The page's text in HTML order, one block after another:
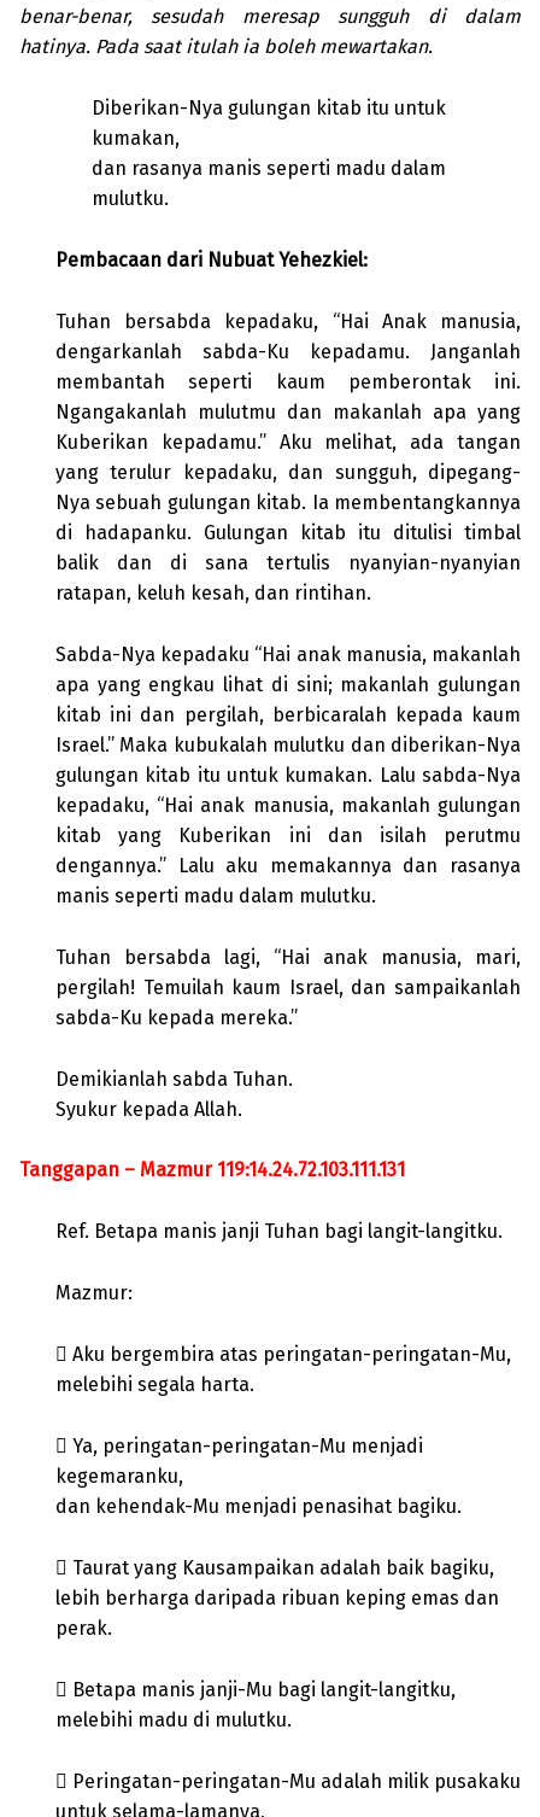
benar-benar, sesudah meresap sungguh di dalam
hatinya. Pada saat itulah ia boleh mewartakan.
Diberikan-Nya gulungan kitab itu untuk
kumakan,
dan rasanya manis seperti madu dalam
mulutku.
Pembacaan dari Nubuat Yehezkiel:
Tuhan bersabda kepadaku, “Hai Anak manusia,
dengarkanlah sabda-Ku kepadamu. Janganlah
membantah seperti kaum pemberontak ini.
Ngangakanlah mulutmu dan makanlah apa yang
Kuberikan kepadamu.” Aku melihat, ada tangan
yang terulur kepadaku, dan sungguh, dipegang-
Nya sebuah gulungan kitab. Ia membentangkannya
di hadapanku. Gulungan kitab itu ditulisi timbal
balik dan di sana tertulis nyanyian-nyanyian
ratapan, keluh kesah, dan rintihan.
Sabda-Nya kepadaku “Hai anak manusia, makanlah
apa yang engkau lihat di sini; makanlah gulungan
kitab ini dan pergilah, berbicaralah kepada kaum
Israel.” Maka kubukalah mulutku dan diberikan-Nya
gulungan kitab itu untuk kumakan. Lalu sabda-Nya
kepadaku, “Hai anak manusia, makanlah gulungan
kitab yang Kuberikan ini dan isilah perutmu
dengannya.” Lalu aku memakannya dan rasanya
manis seperti madu dalam mulutku.
Tuhan bersabda lagi, “Hai anak manusia, mari,
pergilah! Temuilah kaum Israel, dan sampaikanlah
sabda-Ku kepada mereka.”
Demikianlah sabda Tuhan.
Syukur kepada Allah.
Tanggapan – Mazmur 119:14.24.72.103.111.131
Ref. Betapa manis janji Tuhan bagi langit-langitku.
Mazmur:
 Aku bergembira atas peringatan-peringatan-Mu,
melebihi segala harta.
 Ya, peringatan-peringatan-Mu menjadi
kegemaranku,
dan kehendak-Mu menjadi penasihat bagiku.
 Taurat yang Kausampaikan adalah baik bagiku,
lebih berharga daripada ribuan keping emas dan
perak.
 Betapa manis janji-Mu bagi langit-langitku,
melebihi madu di mulutku.
 Peringatan-peringatan-Mu adalah milik pusakaku
untuk selama-lamanya,